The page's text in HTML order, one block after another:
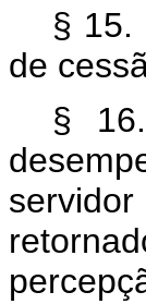
§ 15.
de
§